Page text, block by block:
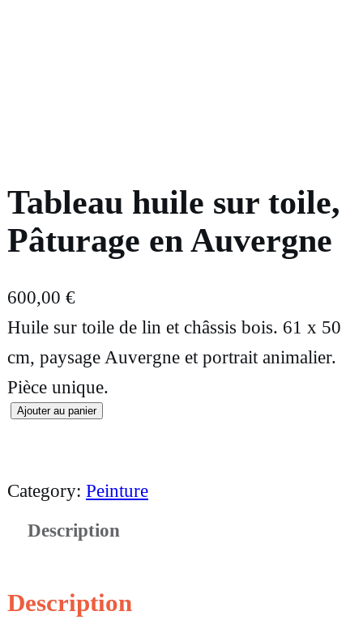
Tableau huile sur toile,
Pâturage en Auvergne
600,00 €
Huile sur toile de lin et châssis bois. 61 x 50
cm, paysage Auvergne et portrait animalier.
Pièce unique.
q
t
Ajouter au panier
Category: Peinture
Description
Description